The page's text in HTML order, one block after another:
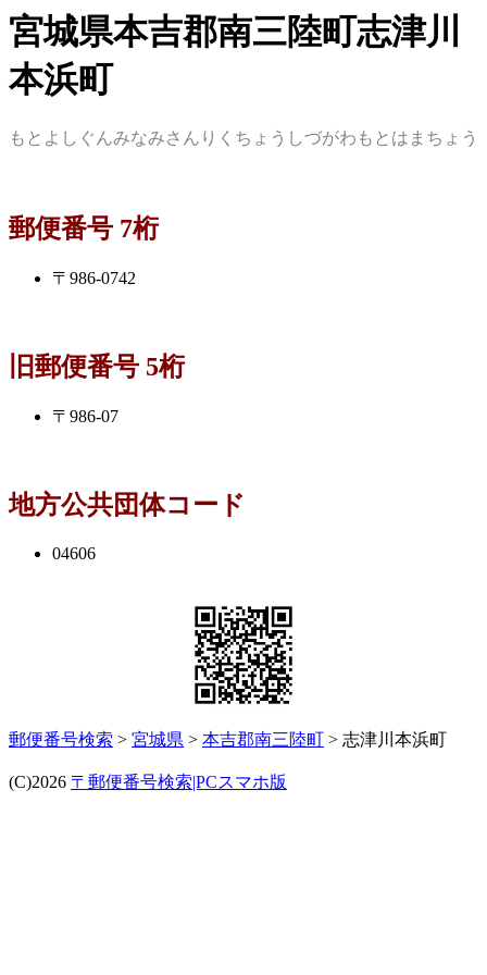
宮城県本吉郡南三陸町志津川
本浜町
もとよしぐんみなみさんりくちょうしづがわもとはまちょう
郵便番号 7桁
〒986-0742
旧郵便番号 5桁
〒986-07
地方公共団体コード
04606
郵便番号検索 > 宮城県 > 本吉郡南三陸町 > 志津川本浜町
(C)2026 〒郵便番号検索|PCスマホ版